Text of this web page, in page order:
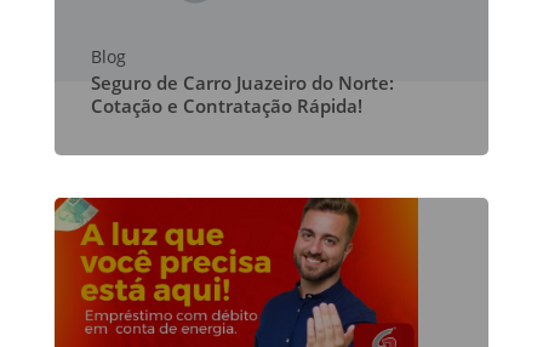
Blog
Seguro de Carro Juazeiro do Norte:
Cotação e Contratação Rápida!